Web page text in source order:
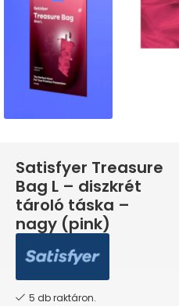
Satisfyer Treasure
Bag L – diszkrét
tároló táska –
nagy (pink)
5 db raktáron.